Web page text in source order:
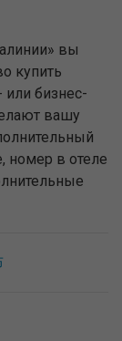
вы
купить
бизнес-
вашу
номер в отеле